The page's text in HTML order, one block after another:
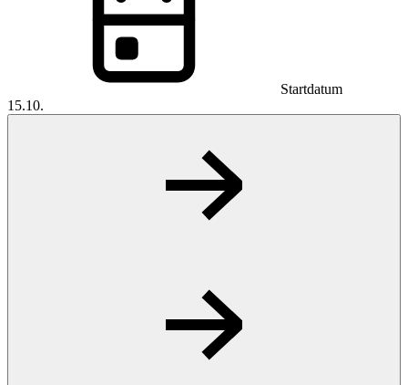
Startdatum
15.10.